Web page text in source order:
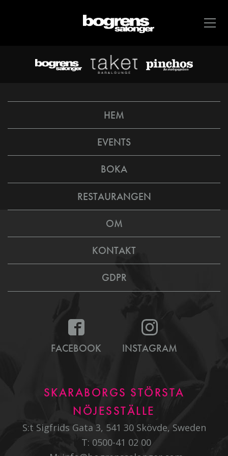
HEM
EVENTS
BOKA
RESTAURANGEN
OM
KONTAKT
GDPR
FACEBOOK INSTAGRAM
SKARABORGS STÖRSTA
NÖJESSTÄLLE
S:t Sigfrids Gata 3, 541 30 Skövde, Sweden
T: 0500-41 02 00